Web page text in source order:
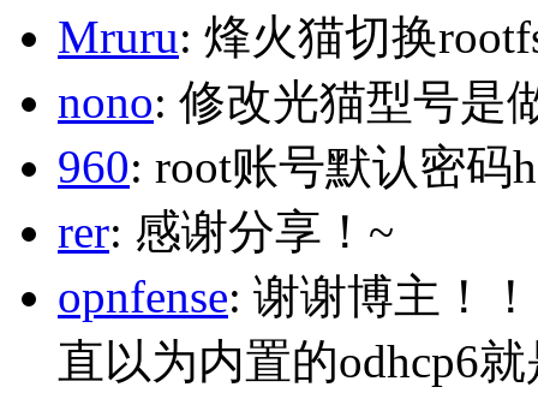
Mruru: 烽火猫切换
nono: 修改光猫型号是
960: root账号默认密码
rer: 感谢分享！~
opnfense: 谢谢博主！
直以为内置的odhcp6